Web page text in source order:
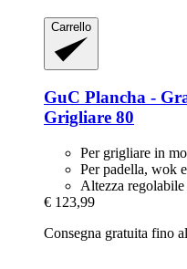
Carrello
GuC Plancha -​
Grigliare 80
Per grigliare in
Per padella, wok
Altezza regolabile
€ 123,99
Consegna gratuita fino